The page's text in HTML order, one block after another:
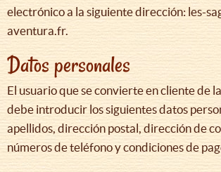
electrónico a la siguiente dirección: les-
aventura.fr.
Datos personales
El usuario que se convierte en cliente de
debe introducir los siguientes datos
apellidos, dirección postal, dirección de
números de teléfono y condiciones de